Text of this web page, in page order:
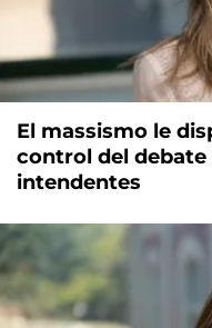
El massismo le
control del
intendentes